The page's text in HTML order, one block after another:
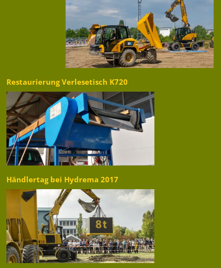
Restaurierung Verlesetisch K720
Händlertag bei Hydrema 2017